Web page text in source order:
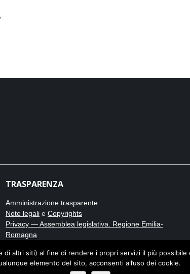
TRASPARENZA
Amministrazione trasparente
Note legali e Copyrights
Privacy — Assemblea legislativa. Regione Emilia-
Romagna
Romagna
altri siti) al fine di rendere i propri servizi il più
elemento del sito, acconsenti all’uso dei cookie.